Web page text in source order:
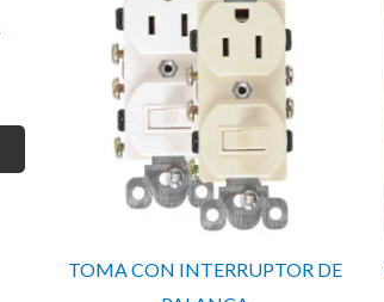
TOMA CON INTERRUPTOR DE